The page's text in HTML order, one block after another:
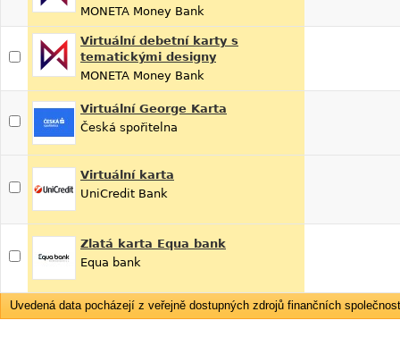
MONETA Money Bank
Virtuální debetní karty s
tematickými designy
MONETA Money Bank
Virtuální George Karta
Česká spořitelna
Virtuální karta
UniCredit Bank
Zlatá karta Equa bank
Equa bank
Uvedená data pocházejí z veřejně dostupných zdrojů finančních